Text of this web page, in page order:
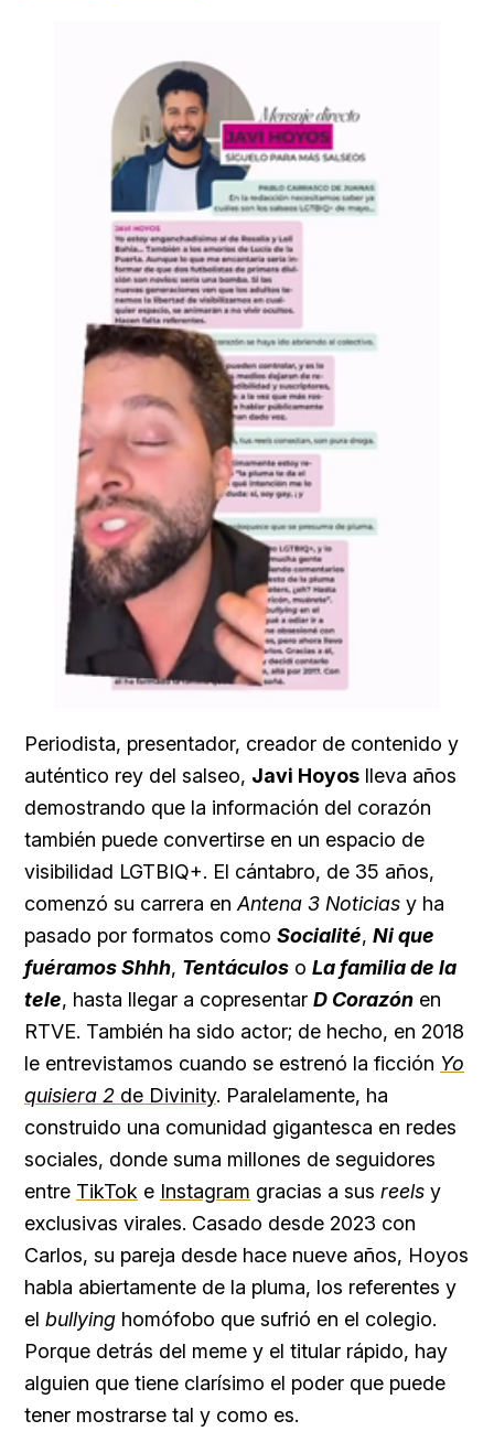
Periodista, presentador, creador de contenido y
auténtico rey del salseo, Javi Hoyos lleva años
demostrando que la información del corazón
también puede convertirse en un espacio de
visibilidad LGTBIQ+. El cántabro, de 35 años,
comenzó su carrera enAntena 3 Noticias y ha
pasado por formatos como Socialité, Ni que
fuéramos Shhh, Tentáculos o La familia de la
tele, hasta llegar a copresentar D Corazón en
RTVE. También ha sido actor; de hecho, en 2018
le entrevistamos cuando se estrenó la ficción Yo
quisiera 2 de Divinity. Paralelamente, ha
construido una comunidad gigantesca en redes
sociales, donde suma millones de seguidores
entre TikTok e Instagram gracias a sus reels y
exclusivas virales. Casado desde 2023 con
Carlos, su pareja desde hace nueve años, Hoyos
habla abiertamente de la pluma, los referentes y
el bullying homófobo que sufrió en el colegio.
Porque detrás del meme y el titular rápido, hay
alguien que tiene clarísimo el poder que puede
tener mostrarse tal y como es.